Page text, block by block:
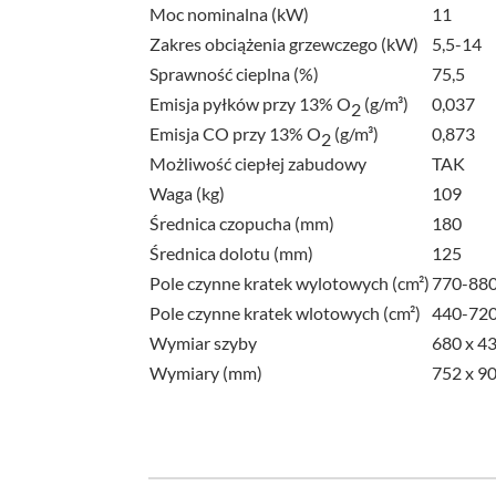
Moc nominalna (kW)
11
Zakres obciążenia grzewczego (kW)
5,5-14
Sprawność cieplna (%)
75,5
Emisja pyłków przy 13% O2 (g/m³)
0,037
Emisja CO przy 13% O2 (g/m³)
0,873
Możliwość ciepłej zabudowy
TAK
Waga (kg)
109
Średnica czopucha (mm)
180
Średnica dolotu (mm)
125
Pole czynne kratek wylotowych (cm²)770-
Pole czynne kratek wlotowych (cm²)
440-
Wymiar szyby
680 x
Wymiary (mm)
752 x